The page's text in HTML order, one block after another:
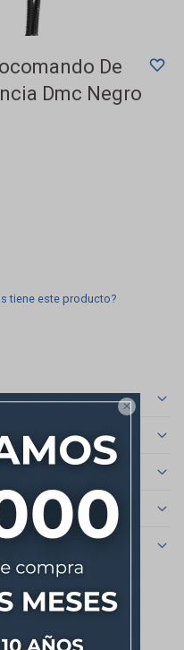

De
Dmc Negro
tiene este producto?
interesar